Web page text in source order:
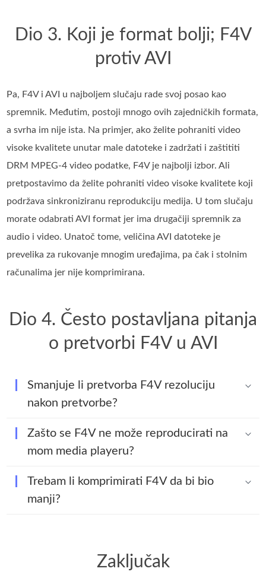
Dio 3. Koji je format bolji; F4V
protiv AVI
Pa, F4V i AVI u najboljem slučaju rade svoj posao kao
spremnik. Međutim, postoji mnogo ovih zajedničkih formata,
a svrha im nije ista. Na primjer, ako želite pohraniti video
visoke kvalitete unutar male datoteke i zadržati i zaštititi
DRM MPEG-4 video podatke, F4V je najbolji izbor. Ali
pretpostavimo da želite pohraniti video visoke kvalitete koji
podržava sinkroniziranu reprodukciju medija. U tom slučaju
morate odabrati AVI format jer ima drugačiji spremnik za
audio i video. Unatoč tome, veličina AVI datoteke je
prevelika za rukovanje mnogim uređajima, pa čak i stolnim
računalima jer nije komprimirana.
Dio 4. Često postavljana pitanja
o pretvorbi F4V u AVI
Smanjuje li pretvorba F4V rezoluciju
nakon pretvorbe?
Zašto se F4V ne može reproducirati na
mom media playeru?
Trebam li komprimirati F4V da bi bio
manji?
Zaključak